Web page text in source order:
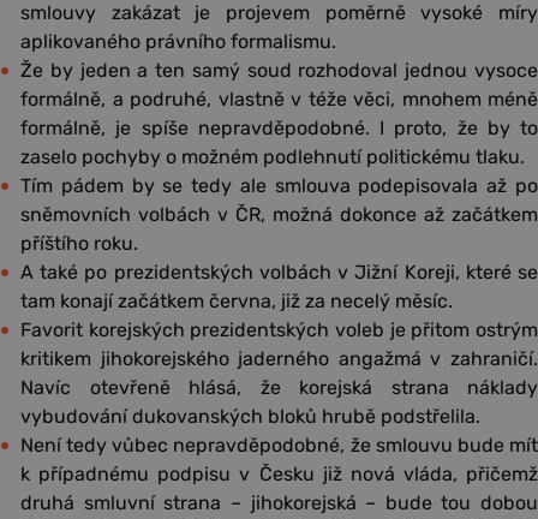
smlouvy zakázat je projevem poměrně vysoké míry
aplikovaného právního formalismu.
Že by jeden a ten samý soud rozhodoval jednou vysoce
formálně, a podruhé, vlastně v téže věci, mnohem méně
formálně, je spíše nepravděpodobné. I proto, že by to
zaselo pochyby o možném podlehnutí politickému tlaku.
Tím pádem by se tedy ale smlouva podepisovala až po
sněmovních volbách v ČR, možná dokonce až začátkem
příštího roku.
A také po prezidentských volbách v Jižní Koreji, které se
tam konají začátkem června, již za necelý měsíc.
Favorit korejských prezidentských voleb je přitom ostrým
kritikem jihokorejského jaderného angažmá v zahraničí.
Navíc otevřeně hlásá, že korejská strana náklady
vybudování dukovanských bloků hrubě podstřelila.
Není tedy vůbec nepravděpodobné, že smlouvu bude mít
k případnému podpisu v Česku již nová vláda, přičemž
druhá smluvní strana – jihokorejská – bude tou dobou